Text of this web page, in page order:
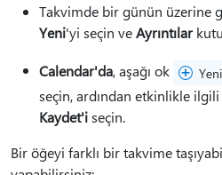
Takvimde bir günün üzerine
Yeni'yi seçin veAyrıntılar
Calendar'da, aşağı ok
seçin, ardından etkinlikle ilgili
Kaydet'iseçin.
Bir öğeyi farklı bir takvime